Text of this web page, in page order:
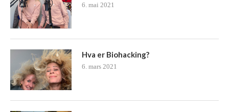
6. mai 2021
Hva er Biohacking?
6. mars 2021